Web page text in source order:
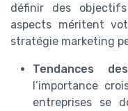
définir des
aspects méritent
stratégie marketing
Tendances
l’importance
entreprises se